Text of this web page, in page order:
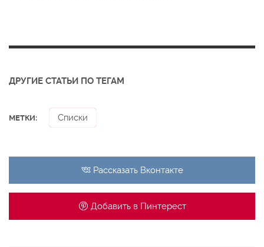
ДРУГИЕ СТАТЬИ ПО ТЕГАМ
МЕТКИ: Списки
Рассказать Вконтакте
Добавить в Пинтерест